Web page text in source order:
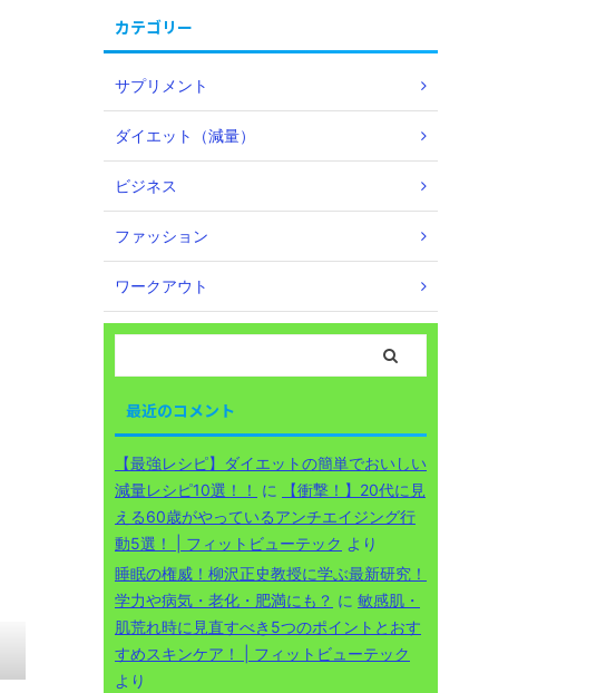
カテゴリー
サプリメント
ダイエット（減量）
ビジネス
ファッション
ワークアウト
最近のコメント
【最強レシピ】ダイエットの簡単でおいしい
減量レシピ10選！！
に
【衝撃！】20代に見
える60歳がやっているアンチエイジング行
動5選！ | フィットビューテック より
睡眠の権威！柳沢正史教授に学ぶ最新研究！
学力や病気・老化・肥満にも？ に 敏感肌・
肌荒れ時に見直すべき5つのポイントとおす
すめスキンケア！ | フィットビューテック
より